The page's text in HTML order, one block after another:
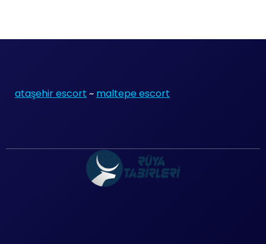
ataşehir escort ~ maltepe escort